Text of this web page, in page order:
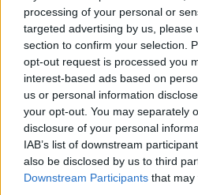
processing of your personal or
targeted advertising by us, please
section to confirm your selection.
opt-out request is processed you
interest-based ads based on
us or personal information
your opt-out. You may separately
disclosure of your personal
IAB’s list of downstream
also be disclosed by us to third
Downstream Participants that may
υπουργός Υποδομών και Μεταφορών
FacebookTwitter Pinterest
ΠΡΟΗΓΟΎΜΕΝΟ ΆΡΘΡΟ
Ανεξέλεγκτη η πυρκαγιά στη
Ρόδο: Εκκενώνονται τρία χωριά